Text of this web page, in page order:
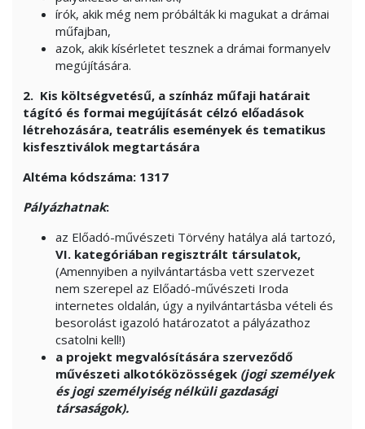
írók, akik még nem próbálták ki magukat a drámai
műfajban,
azok, akik kísérletet tesznek a drámai formanyelv
megújítására.
2. Kis költségvetésű, a színház műfaji határait
tágító és formai megújítását célzó előadások
létrehozására, teatrális események és tematikus
kisfesztiválok megtartására
Altéma kódszáma: 1317
Pályázhatnak:
az Előadó-művészeti Törvény hatálya alá tartozó,
VI. kategóriában regisztrált társulatok,
(Amennyiben a nyilvántartásba vett szervezet
nem szerepel az Előadó-művészeti Iroda
internetes oldalán, úgy a nyilvántartásba vételi és
besorolást igazoló határozatot a pályázathoz
csatolni kell!)
a projekt megvalósítására szerveződő
művészeti alkotóközösségek (jogi személyek
és jogi személyiség nélküli gazdasági
társaságok).